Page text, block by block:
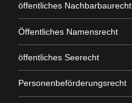
öffentliches Nachbarbaurecht
Öffentliches Namensrecht
öffentliches Seerecht
Personenbeförderungsrecht